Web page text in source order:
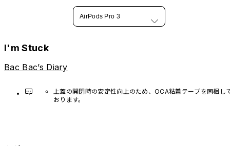
AirPods Pro 3
I'm Stuck
Bac Bac’s Diary
上蓋の開閉時の安定性向上のため、OCA粘着テープを同梱し
おります。